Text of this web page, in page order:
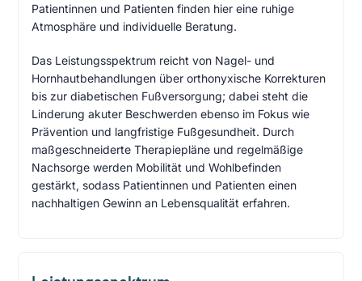
Patientinnen und Patienten finden hier eine ruhige
Atmosphäre und individuelle Beratung.
Das Leistungsspektrum reicht von Nagel- und
Hornhautbehandlungen über orthonyxische Korrekturen
bis zur diabetischen Fußversorgung; dabei steht die
Linderung akuter Beschwerden ebenso im Fokus wie
Prävention und langfristige Fußgesundheit. Durch
maßgeschneiderte Therapiepläne und regelmäßige
Nachsorge werden Mobilität und Wohlbefinden
gestärkt, sodass Patientinnen und Patienten einen
nachhaltigen Gewinn an Lebensqualität erfahren.